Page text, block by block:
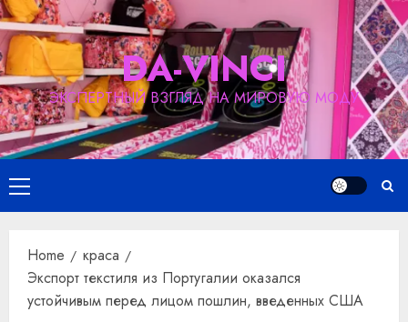
Skip
to
content
DA-VINCI
ЭКСПЕРТНЫЙ ВЗГЛЯД НА МИРОВУЮ МОДУ
Primary
Menu
Home
краса
Экспорт текстиля из Португалии оказался
устойчивым перед лицом пошлин, введенных США